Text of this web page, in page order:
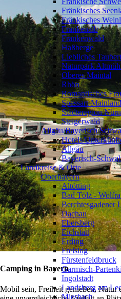
Camping in Bayern
Mobil sein, Freiheit genießen, Natur
Fränkisches
Fränkisches
Frankenalb
Frankenwald
Haßberge
Liebliches
Naturpark
Oberes Maintal
Rhön
Romantisches
Spessart-Mainland
Städteregion
Steigerwald
Allgäu/Bayerisch
Hotels/
Allgäu
Bayerisch-
Landkreise & Orte
Oberbayern
Altötting
Bad Tölz -
Berchtesgadener
Dachau
Ebersberg
Eichstätt
Erding
Freising
Fürstenfeldbruck
Garmisch-
Ingolstadt
Landsberg am
Miesbach